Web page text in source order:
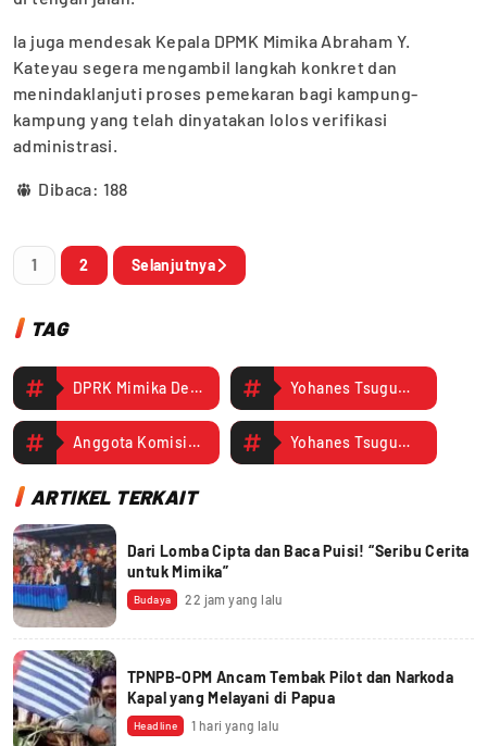
Ia juga mendesak Kepala DPMK Mimika Abraham Y.
Kateyau segera mengambil langkah konkret dan
menindaklanjuti proses pemekaran bagi kampung-
kampung yang telah dinyatakan lolos verifikasi
administrasi.
Dibaca: 188
1 2 Selanjutnya
TAG
DPRK Mimika Desak DPMK Segera Realisasikan Pemekaran Kampung Baru Yohanes Tsugumol: 120 Kampung Masih Tunggu SK Bupati
Anggota Komisi III DPRK Mimika Adolof Omaleng Yohanes Tsugumol Kepala Seksi Bidang Pemberdayaan Masyarakat Kampung
ARTIKEL TERKAIT
Dari Lomba Cipta dan Baca Puisi! “Seribu Cerita
untuk Mimika”
Budaya 22 jam yang lalu
TPNPB-OPM Ancam Tembak Pilot dan Narkoda
Kapal yang Melayani di Papua
Headline 1 hari yang lalu